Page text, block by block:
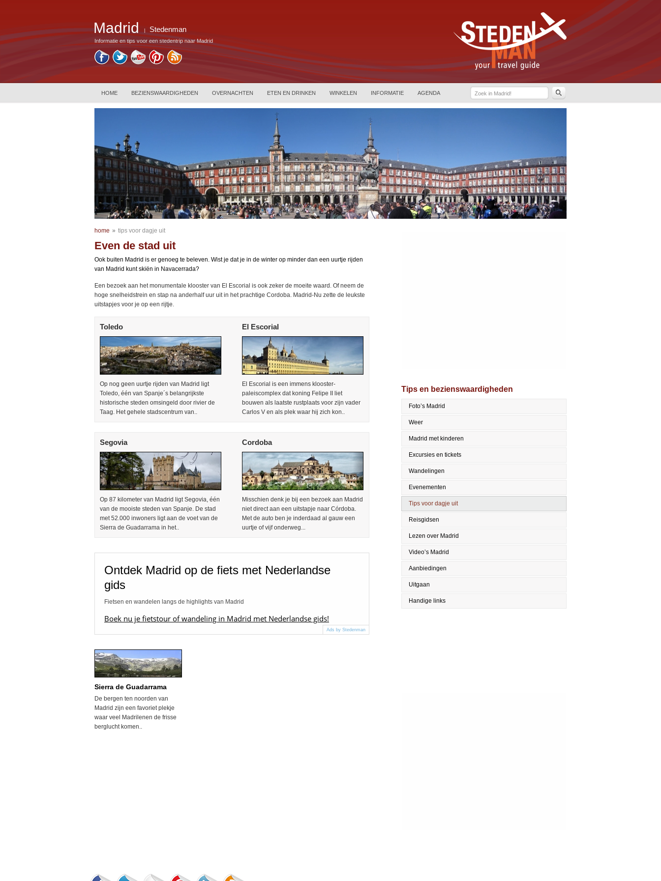
Madrid Stedenman
Informatie en tips voor een stedentrip naar Madrid
HOME BEZIENSWAARDIGHEDEN OVERNACHTEN ETEN EN DRINKEN WINKELEN INFORMATIE AGENDA
home » tips voor dagje uit
Even de stad uit
Ook buiten Madrid is er genoeg te beleven. Wist je dat je in de winter op minder dan een uurtje rijden
van Madrid kunt skiën in Navacerrada?
Een bezoek aan het monumentale klooster van El Escorial is ook zeker de moeite waard. Of neem de
hoge snelheidstrein en stap na anderhalf uur uit in het prachtige Cordoba. Madrid-Nu zette de leukste
uitstapjes voor je op een rijtje.
Toledo
Op nog geen uurtje rijden van Madrid ligt
Toledo, één van Spanje´s belangrijkste
historische steden omsingeld door rivier de
Taag. Het gehele stadscentrum van..
El Escorial
El Escorial is een immens klooster-
paleiscomplex dat koning Felipe II liet
bouwen als laatste rustplaats voor zijn vader
Carlos V en als plek waar hij zich kon..
Segovia
Op 87 kilometer van Madrid ligt Segovia, één
van de mooiste steden van Spanje. De stad
met 52.000 inwoners ligt aan de voet van de
Sierra de Guadarrama in het..
Cordoba
Misschien denk je bij een bezoek aan Madrid
niet direct aan een uitstapje naar Córdoba.
Met de auto ben je inderdaad al gauw een
uurtje of vijf onderweg...
Ontdek Madrid op de fiets met Nederlandse
gids
Fietsen en wandelen langs de highlights van Madrid
Boek nu je fietstour of wandeling in Madrid met Nederlandse gids!
Ads by Stedenman
Sierra de Guadarrama
De bergen ten noorden van
Madrid zijn een favoriet plekje
waar veel Madrilenen de frisse
berglucht komen..
Tips en bezienswaardigheden
Foto’s Madrid
Weer
Madrid met kinderen
Excursies en tickets
Wandelingen
Evenementen
Tips voor dagje uit
Reisgidsen
Lezen over Madrid
Video’s Madrid
Aanbiedingen
Uitgaan
Handige links